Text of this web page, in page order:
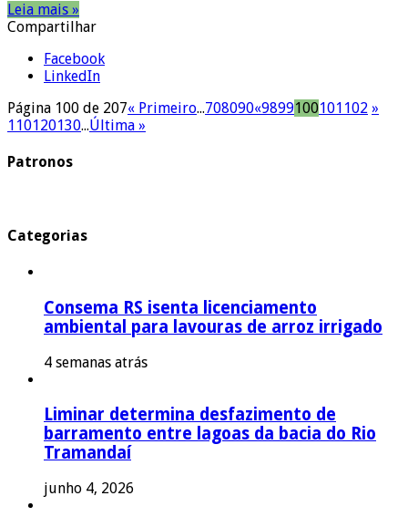
Leia mais »
Compartilhar
Facebook
LinkedIn
Página 100 de 207« Primeiro...708090«9899100101 102 »
110120130...Última »
Patronos
Categorias
Consema RS isenta licenciamento
ambiental para lavouras de arroz irrigado
4 semanas atrás
Liminar determina desfazimento de
barramento entre lagoas da bacia do Rio
Tramandaí
junho 4, 2026